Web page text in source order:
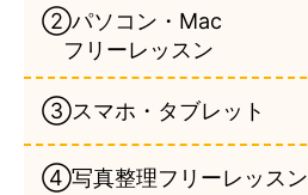
②パソコン・Mac
フリーレッスン
③スマホ・タブレット
④写真整理フリーレッスン